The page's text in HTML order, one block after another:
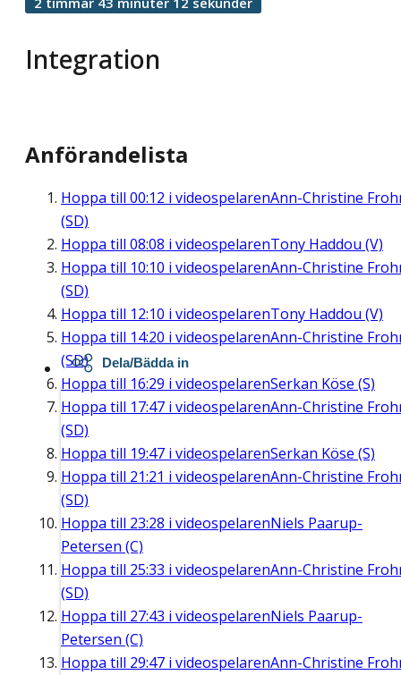
Integration
Anförandelista
Hoppa till 00:12 i videospelarenAnn-Christine
(SD)
Hoppa till 08:08 i videospelarenTony Haddou (V)
Hoppa till 10:10 i videospelarenAnn-Christine
(SD)
Hoppa till 12:10 i videospelarenTony Haddou (V)
Hoppa till 14:20 i videospelarenAnn-Christine
(SD)
Hoppa till 16:29 i videospelarenSerkan Köse (S)
Hoppa till 17:47 i videospelarenAnn-Christine
(SD)
Hoppa till 19:47 i videospelarenSerkan Köse (S)
Hoppa till 21:21 i videospelarenAnn-Christine
(SD)
Hoppa till 23:28 i videospelarenNiels Paarup-
Petersen (C)
Hoppa till 25:33 i videospelarenAnn-Christine
(SD)
Hoppa till 27:43 i videospelarenNiels Paarup-
Petersen (C)
Hoppa till 29:47 i videospelarenAnn-Christine
Dela/Bädda in